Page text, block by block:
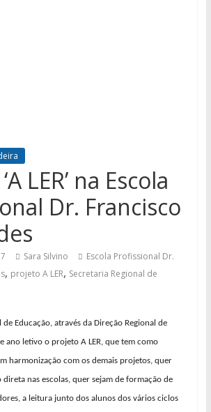
LER’ na Escola
Dr. Francisco
Sara Silvino
Escola Profissional Dr.
, projeto A LER, Secretaria Regional de
de Educação, através da Direção Regional de
ano letivo o projeto A LER, que tem como
harmonização com os demais projetos, quer
direta nas escolas, quer sejam de formação de
a leitura junto dos alunos dos vários ciclos